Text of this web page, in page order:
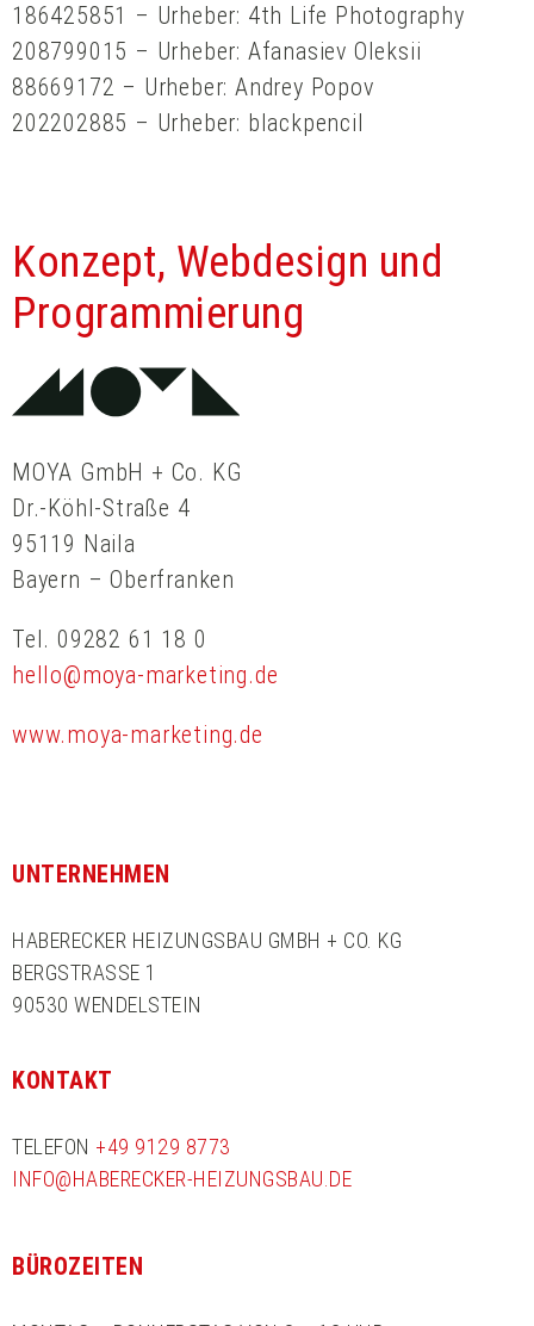
186425851 – Urheber: 4th Life Photography
208799015 – Urheber: Afanasiev Oleksii
88669172 – Urheber: Andrey Popov
202202885 – Urheber: blackpencil
Konzept, Webdesign und
Programmierung
MOYA GmbH + Co. KG
Dr.-Köhl-Straße 4
95119 Naila
Bayern – Oberfranken
Tel. 09282 61 18 0
hello@moya-marketing.de
www.moya-marketing.de
UNTERNEHMEN
HABERECKER HEIZUNGSBAU GMBH + CO. KG
BERGSTRASSE 1
90530 WENDELSTEIN
KONTAKT
TELEFON +49 9129 8773
INFO@HABERECKER-HEIZUNGSBAU.DE
BÜROZEITEN